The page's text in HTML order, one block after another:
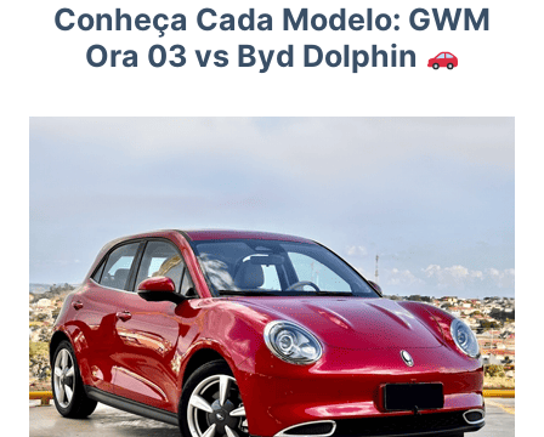
Conheça Cada Modelo: GWM
Ora 03 vs Byd Dolphin